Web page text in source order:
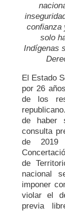
confianza
solo
Indígenas
El Estado
por 26
de los
de haber
consulta
de 2019
de
nacional
imponer
violar el
previa